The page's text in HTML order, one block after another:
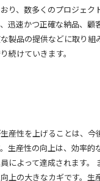
り、数多くのプロジェク
迅速かつ正確な納品、顧
製品の提供などに取り組
続けていきます。
産性を上げることは、今
生産性の向上は、効率的
によって達成されます。
上の大きなカギです。生